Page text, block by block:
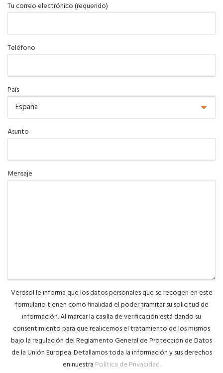
Tu correo electrónico (requerido)
Teléfono
País
Asunto
Mensaje
Verosol le informa que los datos personales que se recogen en este
formulario tienen como finalidad el poder tramitar su solicitud de
información. Al marcar la casilla de verificación está dando su
consentimiento para que realicemos el tratamiento de los mismos
bajo la regulación del Reglamento General de Protección de Datos
de la Unión Europea. Detallamos toda la información y sus derechos
en nuestra Política de Privacidad.